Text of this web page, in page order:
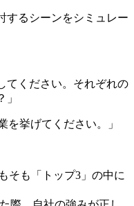
するシーンをシミュレー
てください。それぞれの
を挙げてください。」
そも「トップ3」の中に